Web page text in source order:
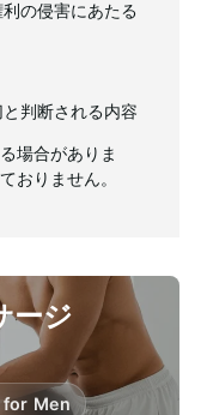
ージ
for Men
の侵害にあたる
判断される内容
場合がありま
おりません。